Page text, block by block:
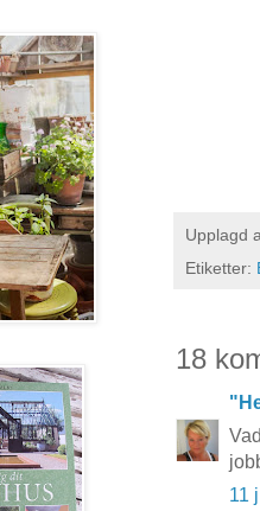
Upplagd
Etiketter:
18
11